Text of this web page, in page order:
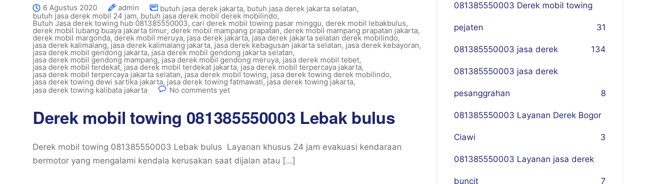
6 Agustus 2020 admin butuh jasa derek jakarta, butuh jasa derek jakarta selatan,
butuh jasa derek mobil 24 jam, butuh jasa derek mobil derek mobilindo,
Butuh Jasa derek towing hub 081385550003, cari derek mobil towing pasar minggu, derek mobil lebakbulus,
derek mobil lubang buaya jakarta timur, derek mobil mampang prapatan, derek mobil mampang prapatan jakarta,
derek mobil margonda, derek mobil meruya, jasa derek jakarta,jasa derek jakarta selatan derek mobilindo,
jasa derek kalimalang, jasa derek kalimalang jakarta, jasa derek kebagusan jakarta selatan, jasa derek kebayoran,
jasa derek mobil gendong jakarta, jasa derek mobil gendong jakarta selatan,
jasa derek mobil gendong mampang, jasa derek mobil gendong meruya, jasa derek mobil tebet,
jasa derek mobil terdekat, jasa derek mobil terdekat jakarta, jasa derek mobil terpercaya jakarta,
jasa derek mobil terpercaya jakarta selatan, jasa derek mobil towing, jasa derek towing derek mobilindo,
jasa derek towing dewi sartika jakarta, jasa derek towing fatmawati,jasa derek towing jakarta,
jasa derek towing kalibata jakarta
No comments yet
Derek mobil towing 081385550003 Lebak bulus
Derek mobil towing 081385550003 Lebak bulus Layanan khusus 24 jam evakuasi kendaraan
bermotor yang mengalami kendala kerusakan saat dijalan atau […]
081385550003 Derek mobil towing
pejaten 31
081385550003 jasa derek 134
081385550003 jasa derek
pesanggrahan 8
081385550003 Layanan Derek Bogor
Ciawi 3
081385550003 Layanan jasa derek
buncit 7